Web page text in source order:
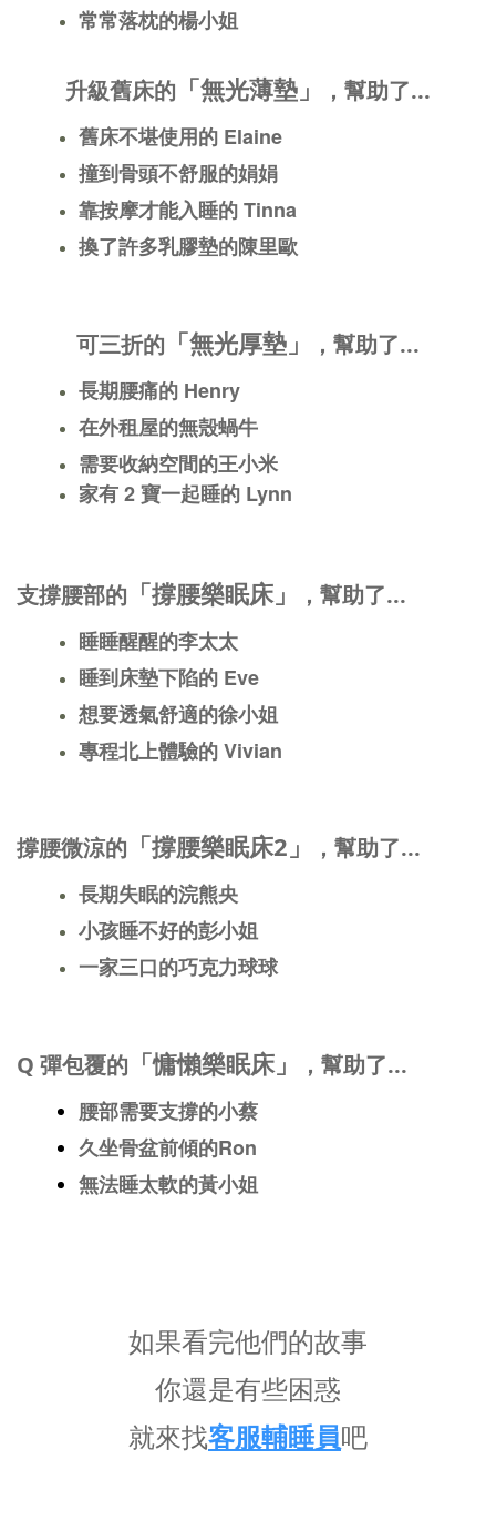
常常落枕的楊小姐
升級舊床的 「無光薄墊」 ，幫助了...
舊床不堪使用的 Elaine
撞到骨頭不舒服的娟娟
靠按摩才能入睡的 Tinna
換了許多乳膠墊的陳里歐
可三折的 「無光厚墊」 ，幫助了...
長期腰痛的 Henry
在外租屋的無殼蝸牛
需要收納空間的王小米
家有 2 寶一起睡的 Lynn
支撐腰部的 「撐腰樂眠床」 ，幫助了...
睡睡醒醒的李太太
睡到床墊下陷的 Eve
想要透氣舒適的徐小姐
專程北上體驗的 Vivian
撐腰微涼的 「撐腰樂眠床2」 ，幫助了...
長期失眠的浣熊央
小孩睡不好的彭小姐
一家三口的巧克力球球
Q 彈包覆的 「慵懶樂眠床」 ，幫助了...
腰部需要支撐的小蔡
久坐骨盆前傾的Ron
無法睡太軟的黃小姐
如果看完他們的故事
你還是有些困惑
就來找客服輔睡員吧